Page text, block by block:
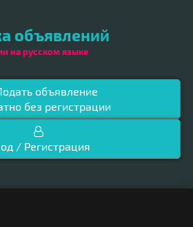
объявлений
на русском языке
объявление
без регистрации
/ Регистрация